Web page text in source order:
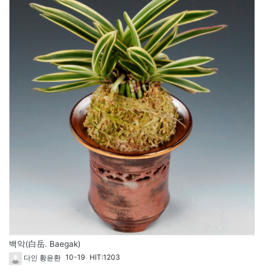
백악(白岳. Baegak)
다인 황윤환 10-19 HIT:1203